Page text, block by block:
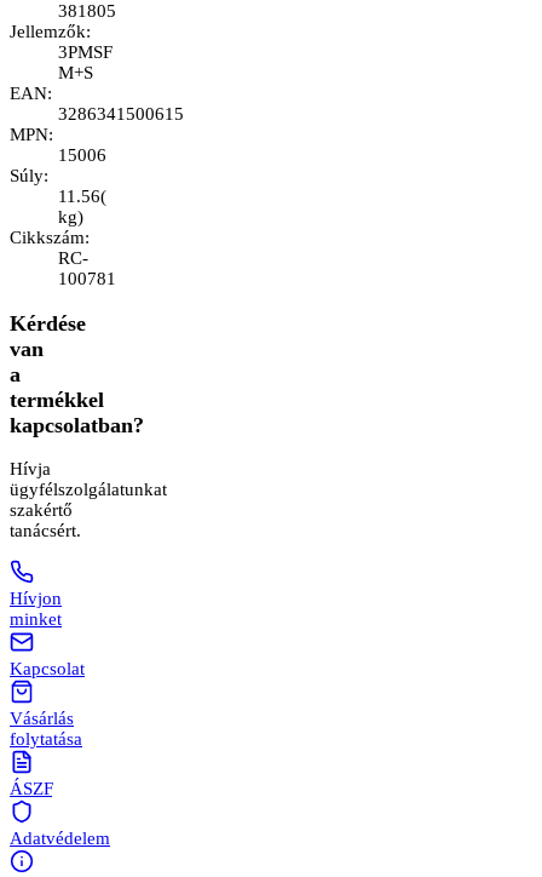
381805
Jellemzők:
3PMSF
M+S
EAN:
3286341500615
MPN:
15006
Súly:
11.56(
kg)
Cikkszám:
RC-
100781
Kérdése
van
a
termékkel
kapcsolatban?
Hívja
ügyfélszolgálatunkat
szakértő
tanácsért.
Hívjon
minket
Kapcsolat
Vásárlás
folytatása
ÁSZF
Adatvédelem